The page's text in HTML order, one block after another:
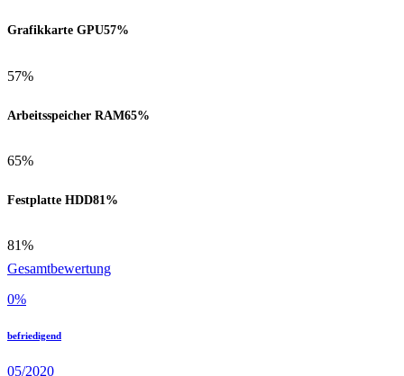
Grafikkarte GPU57%
57%
Arbeitsspeicher RAM65%
65%
Festplatte HDD81%
81%
Gesamtbewertung
0%
befriedigend
05/2020